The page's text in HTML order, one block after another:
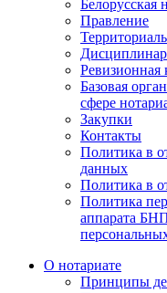
Белорусская
Правление
Ревизионная
Базовая
сфере
Закупки
Контакты
Политика в
данных
Политика в
Политика
аппарата
О нотариате
Принципы